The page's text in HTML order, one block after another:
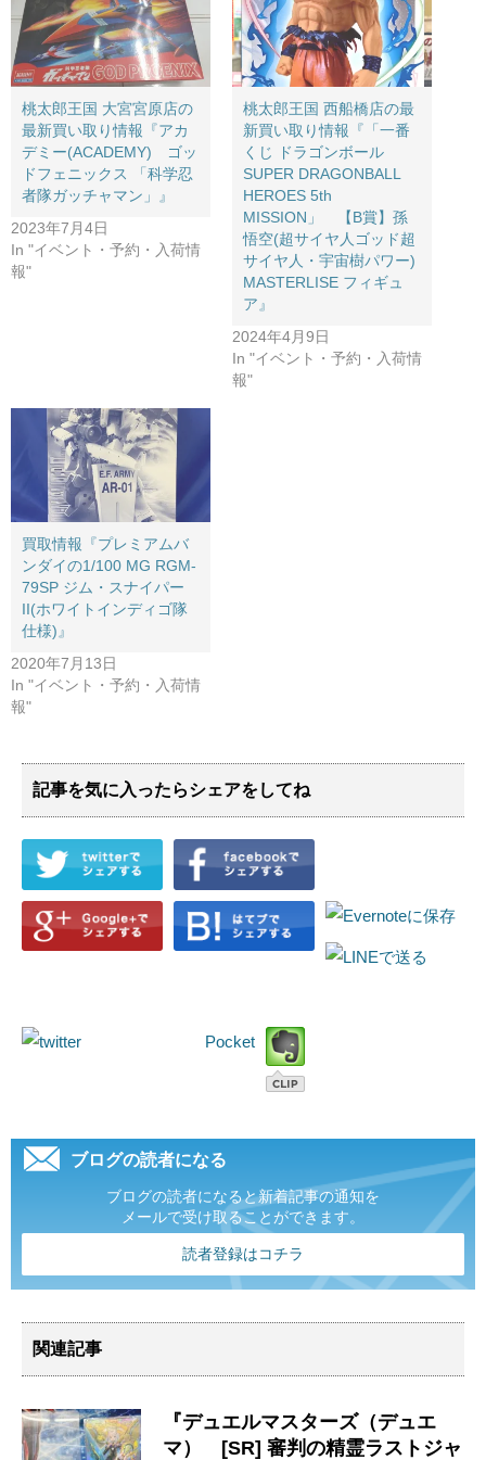
桃太郎王国 大宮宮原店の
最新買い取り情報『アカ
デミー(ACADEMY) ゴッ
ドフェニックス ​「科学忍
者隊ガッチャマン」』
2023年7月4日
In "イベント・予約・入荷情
報"
桃太郎王国 西船橋店の最
新買い取り情報『​「一番
くじ ​ドラゴンボール ​
SUPER ​DRAGONBALL ​
HEROES ​5th ​
MISSION」 【B賞】孫
悟空(超サイヤ人ゴッド超
サイヤ人・宇宙樹パワー)
MASTERLISE フィギュ
ア』
2024年4月9日
In "イベント・予約・入荷情
報"
買取情報『プレミアムバ
ンダイの1/100 ​MG ​RGM-
79SP ​ジム・スナイパー
II(ホワイトインディゴ隊
仕様)』
2020年7月13日
In "イベント・予約・入荷情
報"
記事を気に入ったらシェアをしてね
Pocket
ブログの読者になる
ブログの読者になると新着記事の通知を
メールで受け取ることができます。
読者登録はコチラ
関連記事
『デュエルマスターズ（デュエ
マ） [SR] 審判の精霊ラストジャ